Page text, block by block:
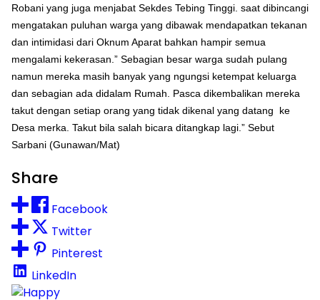
Robani yang juga menjabat Sekdes Tebing Tinggi. saat dibincangi
mengatakan puluhan warga yang dibawak mendapatkan tekanan
dan intimidasi dari Oknum Aparat bahkan hampir semua
mengalami kekerasan.” Sebagian besar warga sudah pulang
namun mereka masih banyak yang ngungsi ketempat keluarga
dan sebagian ada didalam Rumah. Pasca dikembalikan mereka
takut dengan setiap orang yang tidak dikenal yang datang ke
Desa merka. Takut bila salah bicara ditangkap lagi.” Sebut
Sarbani (Gunawan/Mat)
Share
Facebook
Twitter
Pinterest
LinkedIn